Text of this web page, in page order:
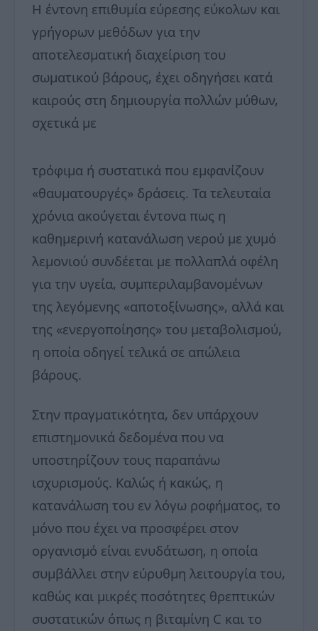
Η έντονη επιθυμία εύρεσης εύκολων και
γρήγορων μεθόδων για την
αποτελεσματική διαχείριση του
σωματικού βάρους, έχει οδηγήσει κατά
καιρούς στη δημιουργία πολλών μύθων,
σχετικά με
τρόφιμα ή συστατικά που εμφανίζουν
«θαυματουργές» δράσεις. Τα τελευταία
χρόνια ακούγεται έντονα πως η
καθημερινή κατανάλωση νερού με χυμό
λεμονιού συνδέεται με πολλαπλά οφέλη
για την υγεία, συμπεριλαμβανομένων
της λεγόμενης «αποτοξίνωσης», αλλά και
της «ενεργοποίησης» του μεταβολισμού,
η οποία οδηγεί τελικά σε απώλεια
βάρους.
Στην πραγματικότητα, δεν υπάρχουν
επιστημονικά δεδομένα που να
υποστηρίζουν τους παραπάνω
ισχυρισμούς. Καλώς ή κακώς, η
κατανάλωση του εν λόγω ροφήματος, το
μόνο που έχει να προσφέρει στον
οργανισμό είναι ενυδάτωση, η οποία
συμβάλλει στην εύρυθμη λειτουργία του,
καθώς και μικρές ποσότητες θρεπτικών
συστατικών όπως η βιταμίνη C και το